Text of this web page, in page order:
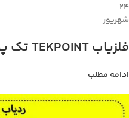
۲۴
شهریور
فلزیاب TEKPOINT تک پوینت
ادامه مطلب